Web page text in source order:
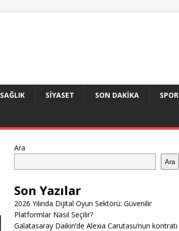
SAĞLIK SIYASET SON DAKIKA SPOR
Ara
Ara
Son Yazılar
2026 Yılında Dijital Oyun Sektörü: Güvenilir
Platformlar Nasıl Seçilir?
Galatasaray Daikin’de Alexia Carutasu’nun kontratı